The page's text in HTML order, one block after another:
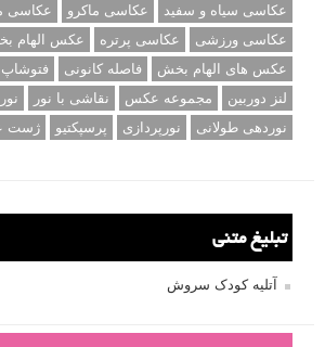
عکاسی سیاه و سفید
عکاسی ماکرو
عکاسی
عکاسی ورزشی
عکاسی پرتره
عکس الهام
عکس های الهام بخش
فاصله کانونی فتوشاپ
لنز دوربین
مجموعه عکس نقاشی با نور
نوردهی طولانی
نورپردازی پرسپکتیو ژست
تبلیغ متنی
آتلیه کودک سروش